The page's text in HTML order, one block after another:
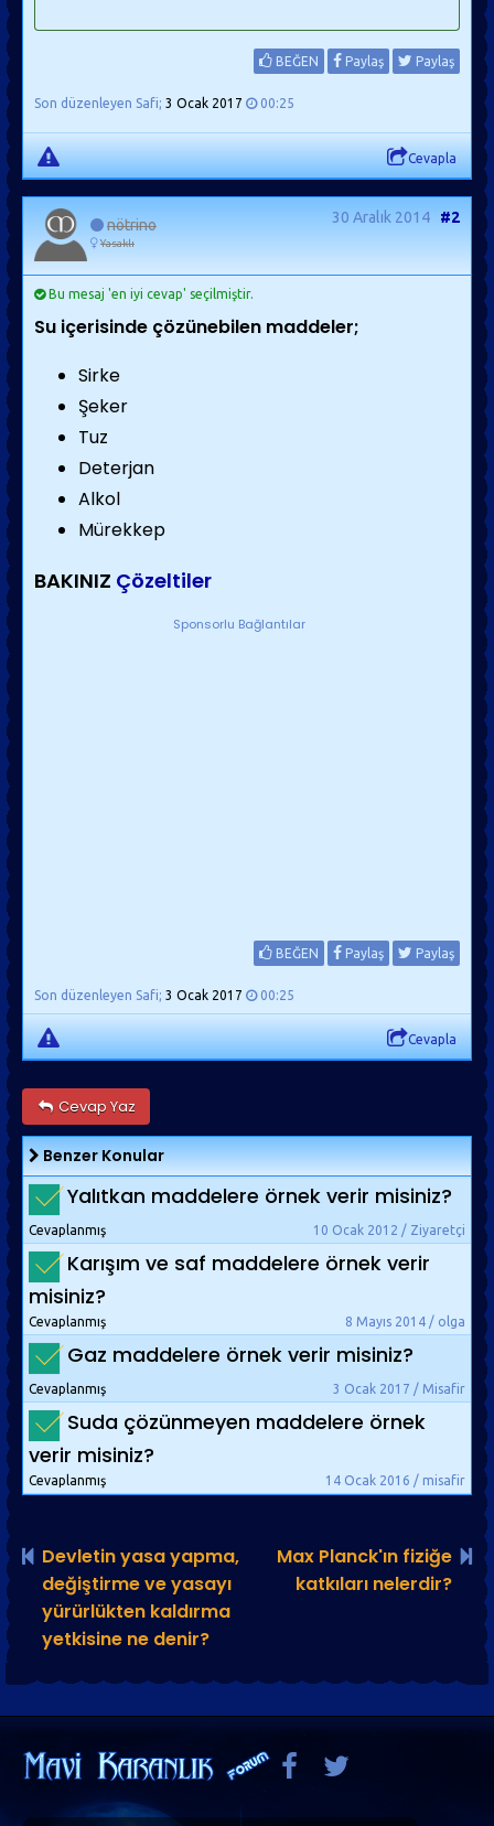
BEĞEN Paylaş Paylaş
Son düzenleyen Safi; 3 Ocak 2017 00:25
Cevapla
nötrino
Yasaklı
30 Aralık 2014 #2
Bu mesaj 'en iyi cevap' seçilmiştir.
Su içerisinde çözünebilen maddeler;
Sirke
Şeker
Tuz
Deterjan
Alkol
Mürekkep
BAKINIZ Çözeltiler
Sponsorlu Bağlantılar
BEĞEN Paylaş Paylaş
Son düzenleyen Safi; 3 Ocak 2017 00:25
Cevapla
Cevap Yaz
Benzer Konular
Yalıtkan maddelere örnek verir misiniz?
10 Ocak 2012 / Ziyaretçi
Cevaplanmış
Karışım ve saf maddelere örnek verir
misiniz?
8 Mayıs 2014 / olga
Cevaplanmış
Gaz maddelere örnek verir misiniz?
3 Ocak 2017 / Misafir
Cevaplanmış
Suda çözünmeyen maddelere örnek
verir misiniz?
14 Ocak 2016 / misafir
Cevaplanmış
Devletin yasa yapma,
değiştirme ve yasayı
yürürlükten kaldırma
yetkisine ne denir?
Max Planck'ın fiziğe
katkıları nelerdir?